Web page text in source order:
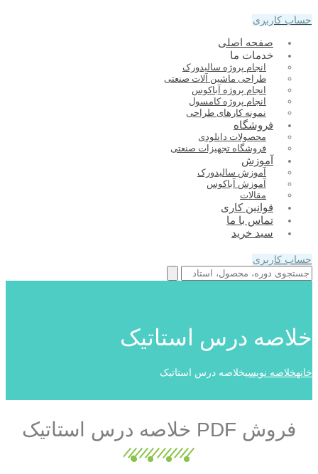
حساب کاربری
صفحه اصلی
خدمات ما
انجام پروژه سالیدورک
طراحی ماشین آلات صنعتی
انجام پروژه آباکوس
انجام پروژه کامسول
نمونه کارهای طراحی
فروشگاه
محصولات دانلودی
فروشگاه تجهیزات صنعتی
آموزش
آموزش سالیدورک
آموزش آباکوس
مقالات
قوانین کاری
تماس با ما
سبد خرید
حساب کاربری
خلاصه درس استاتیک
خانهخلاصه نویسیخلاصه درس استاتیک
فروش PDF خلاصه درس استاتیک